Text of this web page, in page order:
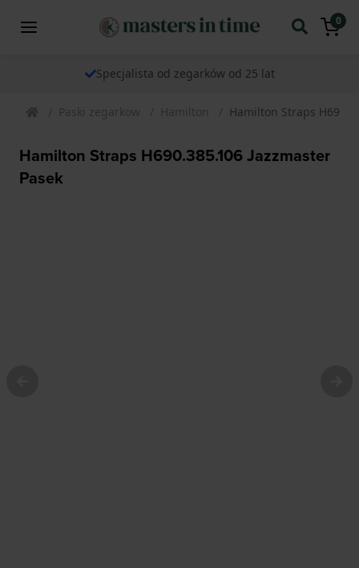
0
Specjalista od zegarków od 25 lat
Paski zegarkow Hamilton Hamilton Straps
Hamilton Straps H690.385.106 Jazzmaster
Pasek